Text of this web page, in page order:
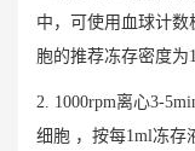
中，可使用血球计
胞的推荐冻存密度为
2. 1000rpm离心3-
细胞 ，按每1ml冻存